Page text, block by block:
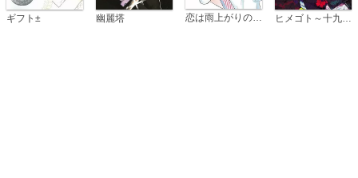
ギフト± 幽麗塔 恋は雨上がりのように